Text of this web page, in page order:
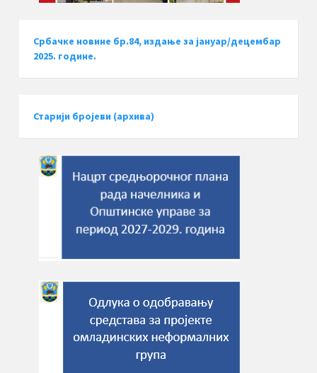
Србачке новине бр.84, издање за јануар/децембар
2025. године.
Старији бројеви (архива)